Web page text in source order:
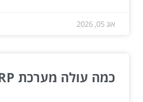
אוג 05, 2026
כמה עולה מערכת ERP?